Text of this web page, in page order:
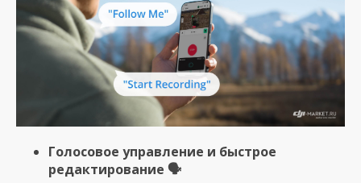
Голосовое управление и быстрое
редактирование 🗣️